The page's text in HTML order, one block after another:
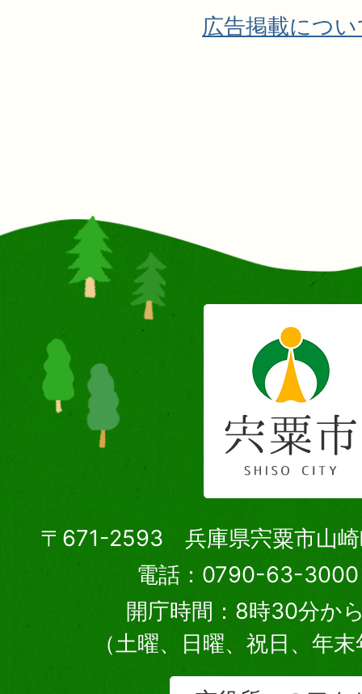
広告掲載につ
〒671-2593 兵庫県宍粟市山崎
電話：0790-63-3000
開庁時間：8時30分か
（土曜、日曜、祝日、年